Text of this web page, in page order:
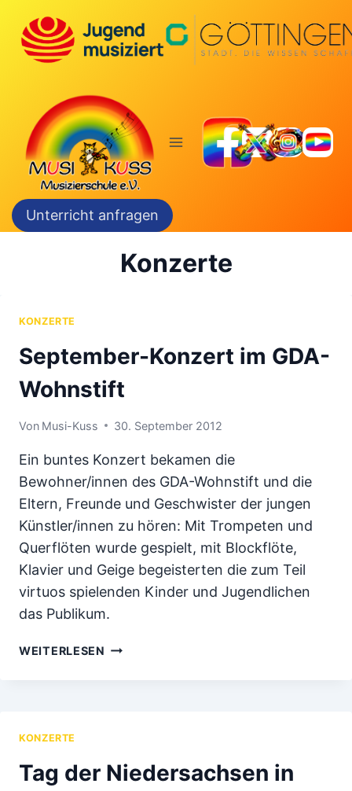
Inhalt
springen
Unterricht anfragen
Konzerte
KONZERTE
September-Konzert im GDA-
Wohnstift
Von Musi-Kuss 30. September 2012
Ein buntes Konzert bekamen die
Bewohner/innen des GDA-Wohnstift und die
Eltern, Freunde und Geschwister der jungen
Künstler/innen zu hören: Mit Trompeten und
Querflöten wurde gespielt, mit Blockflöte,
Klavier und Geige begeisterten die zum Teil
virtuos spielenden Kinder und Jugendlichen
das Publikum.
WEITERLESEN SEPTEMBER-
KONZERTE
Tag der Niedersachsen in